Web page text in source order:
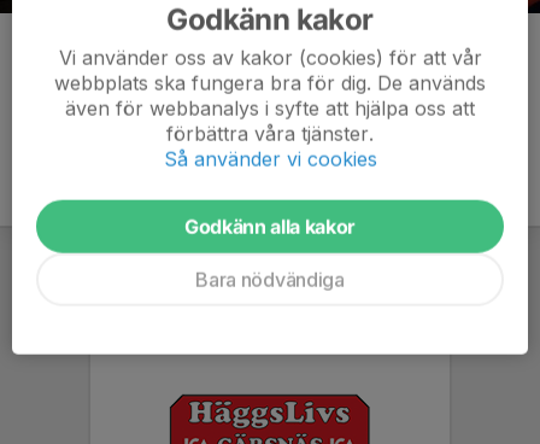
Kommentarer
Godkänn kakor
Vi använder oss av kakor (cookies) för att vår
webbplats ska fungera bra för dig. De används
även för webbanalys i syfte att hjälpa oss att
förbättra våra tjänster.
Så använder vi cookies
Godkänn alla kakor
Bara nödvändiga